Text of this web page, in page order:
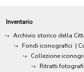
Inventario
Archivio storico della
Fondi iconografici |
Collezione
Ritratti